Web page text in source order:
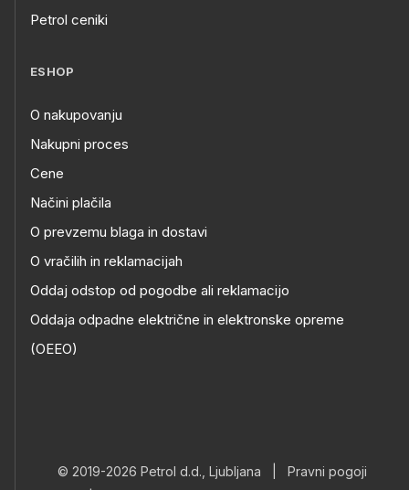
Petrol ceniki
ESHOP
O nakupovanju
Nakupni proces
Cene
Načini plačila
O prevzemu blaga in dostavi
O vračilih in reklamacijah
Oddaj odstop od pogodbe ali reklamacijo
Oddaja odpadne električne in elektronske opreme
(OEEO)
© 2019-2026 Petrol d.d., Ljubljana
Pravni pogoji